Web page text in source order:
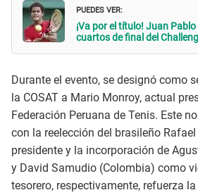
PUEDES VER:
¡Va por el título! Juan
cuartos de final del
Durante el evento, se designó como
la COSAT a Mario Monroy, actual
Federación Peruana de Tenis. Este
con la reelección del brasileño
presidente y la incorporación de
y David Samudio (Colombia) como
tesorero, respectivamente, refuerza